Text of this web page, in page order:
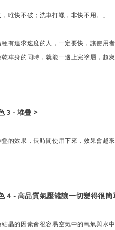
，唯快不破；洗車打蠟，非快不用。」
有追求速度的人，一定要快，讓使用
車身的同時，就能一邊上完塗層，超
3 - 堆疊 >
的效果，長時間使用下來，效果會越
4 - 高品質氣壓罐讓一切變得很簡
晶的因素會很容易空氣中的氧氣與水